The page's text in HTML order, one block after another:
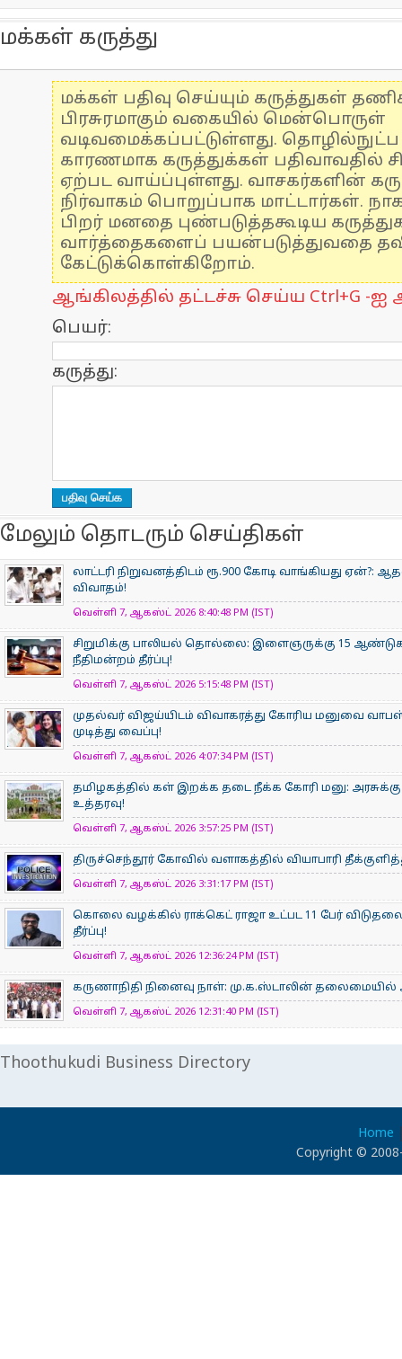
மக்கள் கருத்து
மக்கள் பதிவு செய்யும் கருத்துகள்
பிரசுரமாகும் வகையில் மென்பொருள்
வடிவமைக்கப்பட்டுள்ளது.
காரணமாக கருத்துக்கள் பதிவாவதில்
ஏற்பட வாய்ப்புள்ளது. வாசகர்களின்
நிர்வாகம் பொறுப்பாக மாட்டார்கள்.
பிறர் மனதை புண்படுத்தகூடிய
வார்த்தைகளைப் பயன்படுத்துவதை
கேட்டுக்கொள்கிறோம்.
ஆங்கிலத்தில் தட்டச்சு செய்ய Ctrl+G -ஐ
பெயர்:
கருத்து:
மேலும் தொடரும் செய்திகள்
லாட்டரி நிறுவனத்திடம் ரூ.900 கோடி வாங்கியது ஏன்?:
விவாதம்!
வெள்ளி 7, ஆகஸ்ட் 2026 8:40:48 PM (IST)
சிறுமிக்கு பாலியல் தொல்லை: இளைஞருக்கு 15
நீதிமன்றம் தீர்ப்பு!
வெள்ளி 7, ஆகஸ்ட் 2026 5:15:48 PM (IST)
முதல்வர் விஜய்யிடம் விவாகரத்து கோரிய மனுவை
முடித்து வைப்பு!
வெள்ளி 7, ஆகஸ்ட் 2026 4:07:34 PM (IST)
தமிழகத்தில் கள் இறக்க தடை நீக்க கோரி மனு:
உத்தரவு!
வெள்ளி 7, ஆகஸ்ட் 2026 3:57:25 PM (IST)
திருச்செந்தூர் கோவில் வளாகத்தில் வியாபாரி
வெள்ளி 7, ஆகஸ்ட் 2026 3:31:17 PM (IST)
கொலை வழக்கில் ராக்கெட் ராஜா உட்பட 11 பேர்
தீர்ப்பு!
வெள்ளி 7, ஆகஸ்ட் 2026 12:36:24 PM (IST)
கருணாநிதி நினைவு நாள்: மு.க.ஸ்டாலின்
வெள்ளி 7, ஆகஸ்ட் 2026 12:31:40 PM (IST)
Thoothukudi Business Directory
Home
Copyright ©